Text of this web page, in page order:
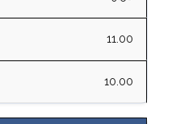
11.00
10.00